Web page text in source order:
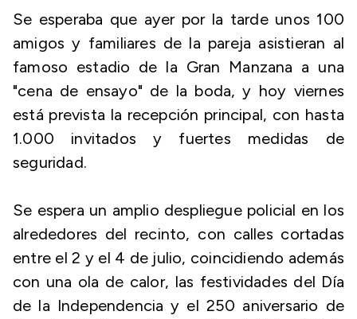
Se esperaba que ayer por la tarde unos 100
amigos y familiares de la pareja asistieran al
famoso estadio de la Gran Manzana a una
"cena de ensayo" de la boda, y hoy viernes
está prevista la recepción principal, con hasta
1.000 invitados y fuertes medidas de
seguridad.
Se espera un amplio despliegue policial en los
alrededores del recinto, con calles cortadas
entre el 2 y el 4 de julio, coincidiendo además
con una ola de calor, las festividades del Día
de la Independencia y el 250 aniversario de